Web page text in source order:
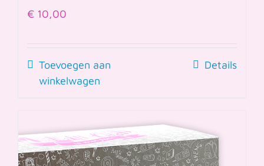
€ 10,00
Toevoegen aan
winkelwagen
Details